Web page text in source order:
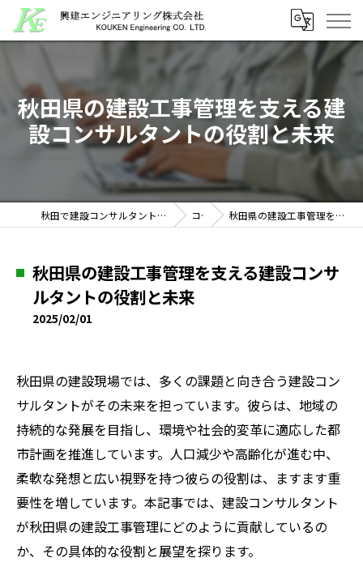
秋田県の建設工事管理を支える建
設コンサルタントの役割と未来
秋田で建設コンサルタントの求人なら興建エンジニアリング株式会社 コラム 秋田県の建設工事管理を支える建設コンサルタントの役割と未来
秋田県の建設工事管理を支える建設コンサ
ルタントの役割と未来
2025/02/01
秋田県の建設現場では、多くの課題と向き合う建設コン
サルタントがその未来を担っています。彼らは、地域の
持続的な発展を目指し、環境や社会的変革に適応した都
市計画を推進しています。人口減少や高齢化が進む中、
柔軟な発想と広い視野を持つ彼らの役割は、ますます重
要性を増しています。本記事では、建設コンサルタント
が秋田県の建設工事管理にどのように貢献しているの
か、その具体的な役割と展望を探ります。